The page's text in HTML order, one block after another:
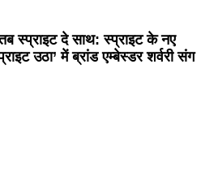
स्प्राइट दे साथ: स्प्राइट के नए
उठा’ में ब्रांड एम्बेस्डर शर्वरी संग